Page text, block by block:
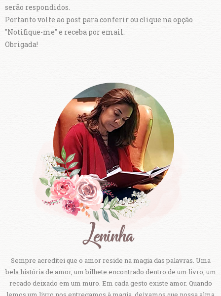
serão respondidos.
Portanto volte ao post para conferir ou clique na opção
"Notifique-me" e receba por email.
Obrigada!
Sempre acreditei que o amor reside na magia das palavras. Uma
bela história de amor, um bilhete encontrado dentro de um livro, um
recado deixado em um muro. Em cada gesto existe amor. Quando